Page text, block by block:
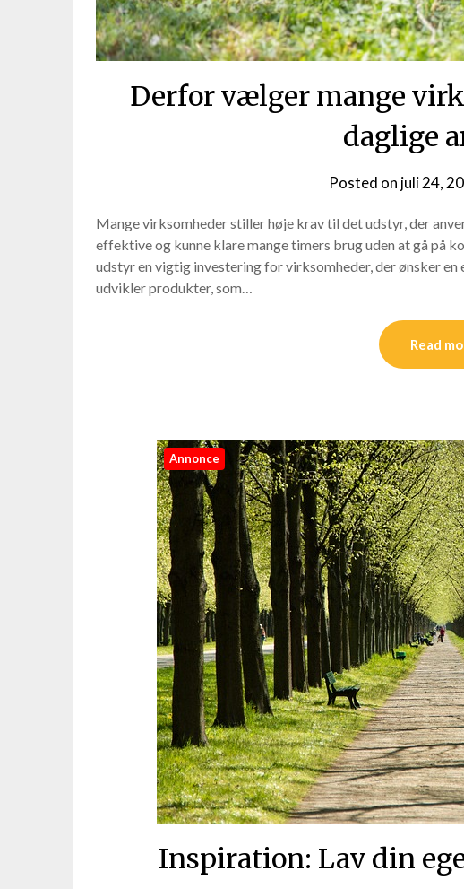
Derfor vælger mange
daglige
Posted on juli 24,
Mange virksomheder stiller høje krav til det udstyr, der
effektive og kunne klare mange timers brug uden at gå på
udstyr en vigtig investering for virksomheder, der ønsker
udvikler produkter, som…
Read
Annonce
Inspiration: Lav din